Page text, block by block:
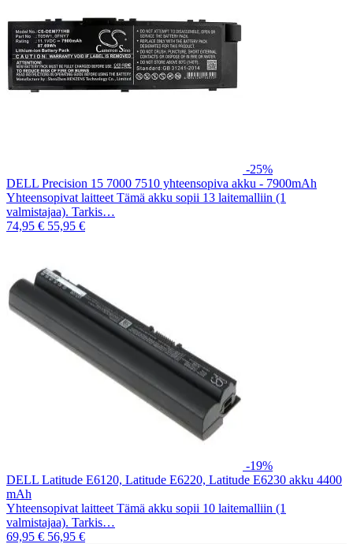
-25%
DELL Precision 15 7000 7510 yhteensopiva akku - 7900mAh
Yhteensopivat laitteet Tämä akku sopii 13 laitemalliin (1
valmistajaa). Tarkis…
74,95 € 55,95 €
-19%
DELL Latitude E6120, Latitude E6220, Latitude E6230 akku 4400
mAh
Yhteensopivat laitteet Tämä akku sopii 10 laitemalliin (1
valmistajaa). Tarkis…
69,95 € 56,95 €